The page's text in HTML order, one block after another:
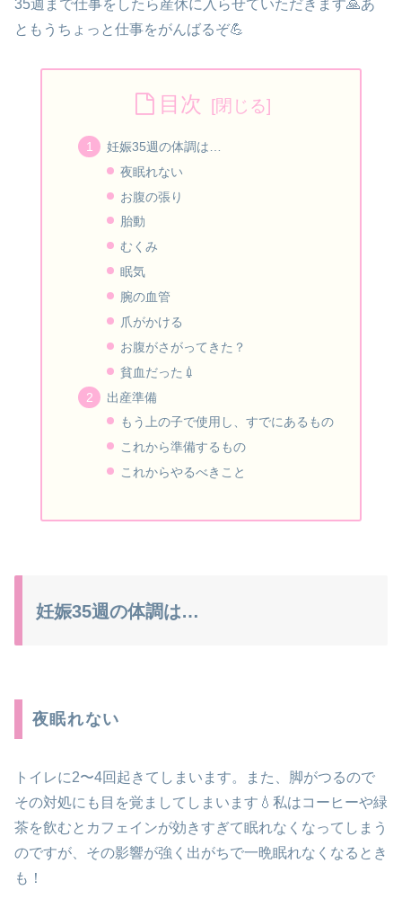
35週まで仕事をしたら産休に入らせていただきます🙏あ
ともうちょっと仕事をがんばるぞ💪
目次
妊娠35週の体調は…
夜眠れない
お腹の張り
胎動
むくみ
眠気
腕の血管
爪がかける
お腹がさがってきた？
貧血だった💉
出産準備
もう上の子で使用し、すでにあるもの
これから準備するもの
これからやるべきこと
妊娠35週の体調は…
夜眠れない
トイレに2〜4回起きてしまいます。また、脚がつるので
その対処にも目を覚ましてしまいます💧私はコーヒーや緑
茶を飲むとカフェインが効きすぎて眠れなくなってしまう
のですが、その影響が強く出がちで一晩眠れなくなるとき
も！